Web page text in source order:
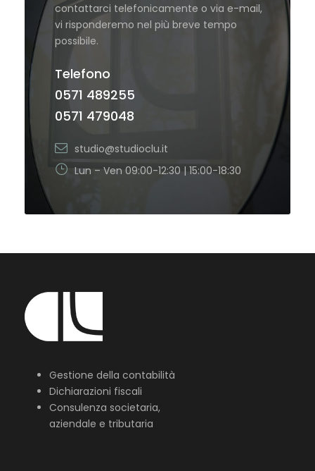
contattarci telefonicamente o via e-mail,
vi risponderemo nel più breve tempo
possibile.
Telefono
0571 489255
0571 479048
studio@studioclu.it
Lun – Ven 09:00-12:30 | 15:00-18:30
Gestione della contabilità
Dichiarazioni fiscali
Consulenza societaria,
aziendale e tributaria